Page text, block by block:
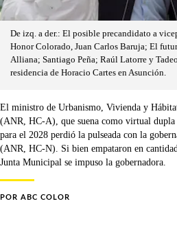
De izq. a der.: El posible precandidato a
Honor Colorado, Juan Carlos Baruja; El
Alliana; Santiago Peña; Raúl Latorre y
residencia de Horacio Cartes en Asunción.
El ministro de Urbanismo, Vivienda y
(ANR, HC-A), que suena como virtual
para el 2028 perdió la pulseada con la
(ANR, HC-N). Si bien empataron en
Junta Municipal se impuso la gobernadora.
POR ABC COLOR